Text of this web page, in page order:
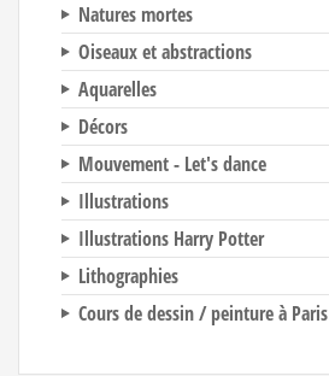
Natures mortes
Oiseaux et abstractions
Aquarelles
Décors
Mouvement - Let's dance
Illustrations
Illustrations Harry Potter
Lithographies
Cours de dessin / peinture à Paris